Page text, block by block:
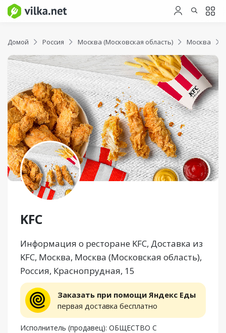
Домой Россия Москва (Московская область) Москва
KFC
Информация о ресторане KFC, Доставка из
KFC, Москва, Москва (Московская область),
Россия, Краснопрудная, 15
Заказать при помощи Яндекс Еды
первая доставка бесплатно
Исполнитель (продавец): ОБЩЕСТВО С